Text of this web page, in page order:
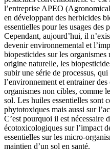
l’entreprise APEO
en développant des herbicides
essentielles pour les usages des
Cependant, aujourd’hui, il
devenir environnemental et
biopesticides sur les
origine naturelle, les
subir une série de processus,
l’environnement et entrainer
organismes non cibles, comme
sol. Les huiles essentielles sont
phytotoxiques mais aussi sur
C’est pourquoi il est nécessaire
écotoxicologiques sur l’impact
essentielles sur les micro-
maintien d’un sol en santé.